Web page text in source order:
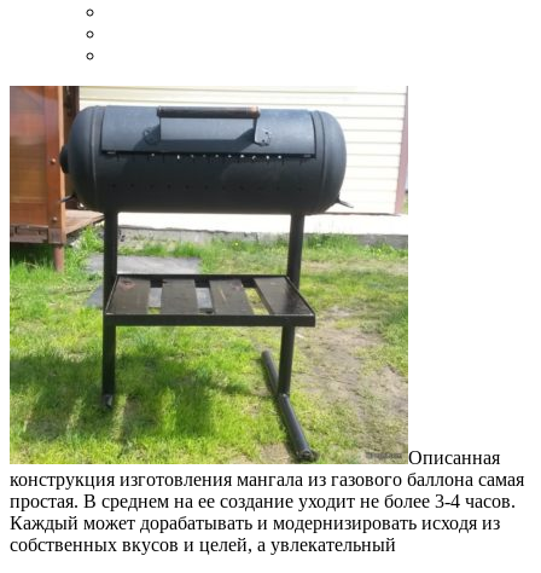
Описанная
конструкция изготовления мангала из газового баллона самая
простая. В среднем на ее создание уходит не более 3-4 часов.
Каждый может дорабатывать и модернизировать исходя из
собственных вкусов и целей, а увлекательный